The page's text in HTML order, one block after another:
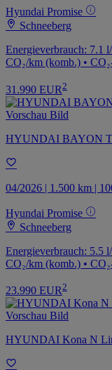
Hyundai Promise
Schneeberg
Energieverbrauch: 7.1
CO₂/km (komb.) •
31.990 EUR 2
HYUNDAI BAYON
04/2026 | 1.500 km |
Hyundai Promise
Schneeberg
Energieverbrauch: 5.5
CO₂/km (komb.) •
23.990 EUR 2
HYUNDAI Kona N